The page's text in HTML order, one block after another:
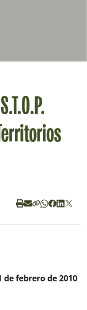
de febrero de 2010